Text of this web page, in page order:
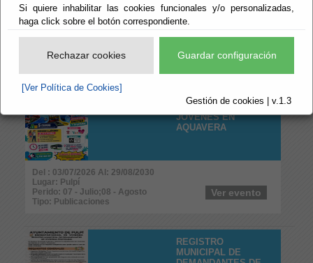
Si quiere inhabilitar las cookies funcionales y/o personalizadas,
haga click sobre el botón correspondiente.
Rechazar cookies Guardar configuración
[Ver Política de Cookies]
Gestión de cookies | v.1.3
Del : 22/07/2026 Al: 12/08/2026
Lugar: Pulpí
Tipo: Publicaciones
JORNADA
CONVICENCIA
JÓVENES EN
AQUAVERA
Del : 03/07/2026 Al: 29/08/2030
Lugar: Pulpí
Perido: 07 - Julio;08 - Agosto
Tipo: Publicaciones
Ver evento
REGISTRO
MUNICIPAL DE